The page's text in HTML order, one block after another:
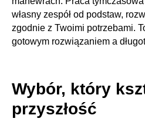
własny zespół od podstaw,
zgodnie z Twoimi potrzebami.
gotowym rozwiązaniem a
Wybór, który
przyszłość